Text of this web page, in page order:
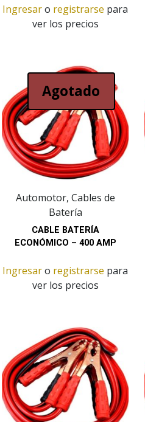
Ingresaro registrarse para
ver los precios
Agotado
Automotor, Cables de
Batería
CABLE BATERÍA
ECONÓMICO – 400 AMP
Ingresaro registrarse para
ver los precios